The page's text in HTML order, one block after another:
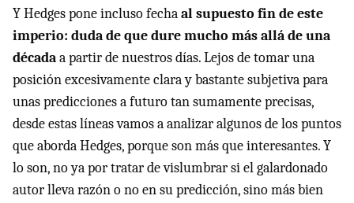
Y Hedges pone incluso fechaal supuesto fin de este
imperio: duda de que dure mucho más allá de una
décadaa partir de nuestros días. Lejos de tomar una
posición excesivamente clara y bastante subjetiva para
unas predicciones a futuro tan sumamente precisas,
desde estas líneas vamos a analizar algunos de los puntos
que aborda Hedges, porque son más que interesantes. Y
lo son, no ya por tratar de vislumbrar si el galardonado
autor lleva razón o no en su predicción, sino más bien